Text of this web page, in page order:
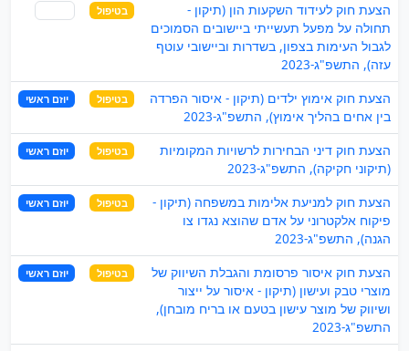
הצעת חוק לעידוד השקעות הון (תיקון -
תחולה על מפעל תעשייתי ביישובים הסמוכים
לגבול העימות בצפון, בשדרות וביישובי עוטף
עזה), התשפ"ג-2023
בטיפול
הצעת חוק אימוץ ילדים (תיקון - איסור הפרדה
בין אחים בהליך אימוץ), התשפ"ג-2023
בטיפול יוזם ראשי
הצעת חוק דיני הבחירות לרשויות המקומיות
(תיקוני חקיקה), התשפ"ג-2023
בטיפול יוזם ראשי
הצעת חוק למניעת אלימות במשפחה (תיקון -
פיקוח אלקטרוני על אדם שהוצא נגדו צו
הגנה), התשפ"ג-2023
בטיפול יוזם ראשי
הצעת חוק איסור פרסומת והגבלת השיווק של
מוצרי טבק ועישון (תיקון - איסור על ייצור
ושיווק של מוצר עישון בטעם או בריח מובחן),
התשפ"ג-2023
בטיפול יוזם ראשי